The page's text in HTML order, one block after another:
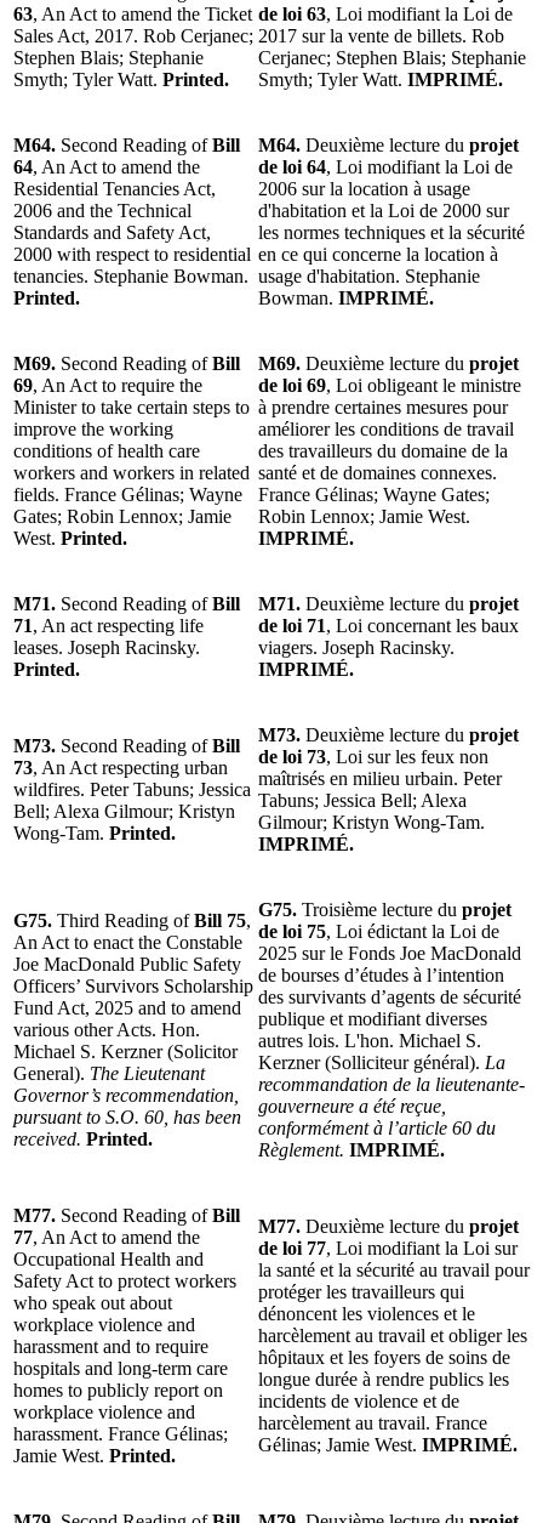
63, An Act to amend the Ticket
Sales Act, 2017. Rob Cerjanec;
Stephen Blais; Stephanie
Smyth; Tyler Watt. Printed.
de loi 63, Loi modifiant la Loi de
2017 sur la vente de billets. Rob
Cerjanec; Stephen Blais; Stephanie
Smyth; Tyler Watt. IMPRIMÉ.
M64. Second Reading ofBill
64, An Act to amend the
Residential Tenancies Act,
2006 and the Technical
Standards and Safety Act,
2000 with respect to residential
tenancies. Stephanie Bowman.
Printed.
M64. Deuxième lecture du projet
de loi 64, Loi modifiant la Loi de
2006 sur la location à usage
d'habitation et la Loi de 2000 sur
les normes techniques et la sécurité
en ce qui concerne la location à
usage d'habitation. Stephanie
Bowman. IMPRIMÉ.
M69. Second Reading ofBill
69, An Act to require the
Minister to take certain steps to
improve the working
conditions of health care
workers and workers in related
fields. France Gélinas; Wayne
Gates; Robin Lennox; Jamie
West. Printed.
M69. Deuxième lecture du projet
de loi 69, Loi obligeant le ministre
à prendre certaines mesures pour
améliorer les conditions de travail
des travailleurs du domaine de la
santé et de domaines connexes.
France Gélinas; Wayne Gates;
Robin Lennox; Jamie West.
IMPRIMÉ.
M71. Second Reading ofBill
71, An act respecting life
leases. Joseph Racinsky.
Printed.
M71. Deuxième lecture du projet
de loi 71, Loi concernant les baux
viagers. Joseph Racinsky.
IMPRIMÉ.
M73. Second Reading ofBill
73, An Act respecting urban
wildfires. Peter Tabuns; Jessica
Bell; Alexa Gilmour; Kristyn
Wong-Tam. Printed.
M73. Deuxième lecture du projet
de loi 73, Loi sur les feux non
maîtrisés en milieu urbain. Peter
Tabuns; Jessica Bell; Alexa
Gilmour; Kristyn Wong-Tam.
IMPRIMÉ.
G75. Third Reading ofBill 75,
An Act to enact the Constable
Joe MacDonald Public Safety
Officers’ Survivors Scholarship
Fund Act, 2025 and to amend
various other Acts. Hon.
Michael S. Kerzner (Solicitor
General). The Lieutenant
Governor’s recommendation,
pursuant to S.O. 60, has been
received. Printed.
G75. Troisième lecture du projet
de loi 75, Loi édictant la Loi de
2025 sur le Fonds Joe MacDonald
de bourses d’études à l’intention
des survivants d’agents de sécurité
publique et modifiant diverses
autres lois. L'hon. Michael S.
Kerzner (Solliciteur général). La
recommandation de la lieutenante-
gouverneure a été reçue,
conformément à l’article 60 du
Règlement. IMPRIMÉ.
M77. Second Reading ofBill
77, An Act to amend the
Occupational Health and
Safety Act to protect workers
who speak out about
workplace violence and
harassment and to require
hospitals and long-term care
homes to publicly report on
workplace violence and
harassment. France Gélinas;
Jamie West. Printed.
M77. Deuxième lecture du projet
de loi 77, Loi modifiant la Loi sur
la santé et la sécurité au travail pour
protéger les travailleurs qui
dénoncent les violences et le
harcèlement au travail et obliger les
hôpitaux et les foyers de soins de
longue durée à rendre publics les
incidents de violence et de
harcèlement au travail. France
Gélinas; Jamie West. IMPRIMÉ.